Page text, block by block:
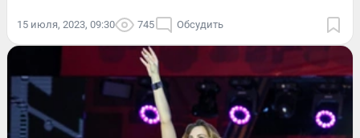
15 июля, 2023, 09:30 745 Обсудить